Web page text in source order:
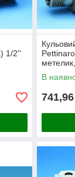
1/2''
метелик,
В
741,96